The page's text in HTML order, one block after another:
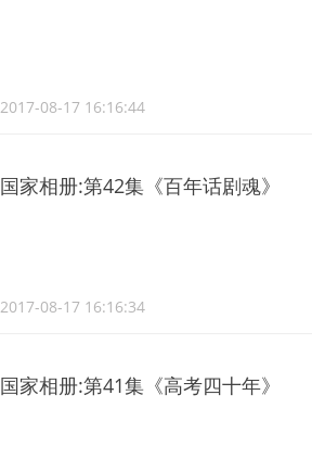
2017-08-17 16:16:44
国家相册:第42集《百年话剧魂》
2017-08-17 16:16:34
国家相册:第41集《高考四十年》